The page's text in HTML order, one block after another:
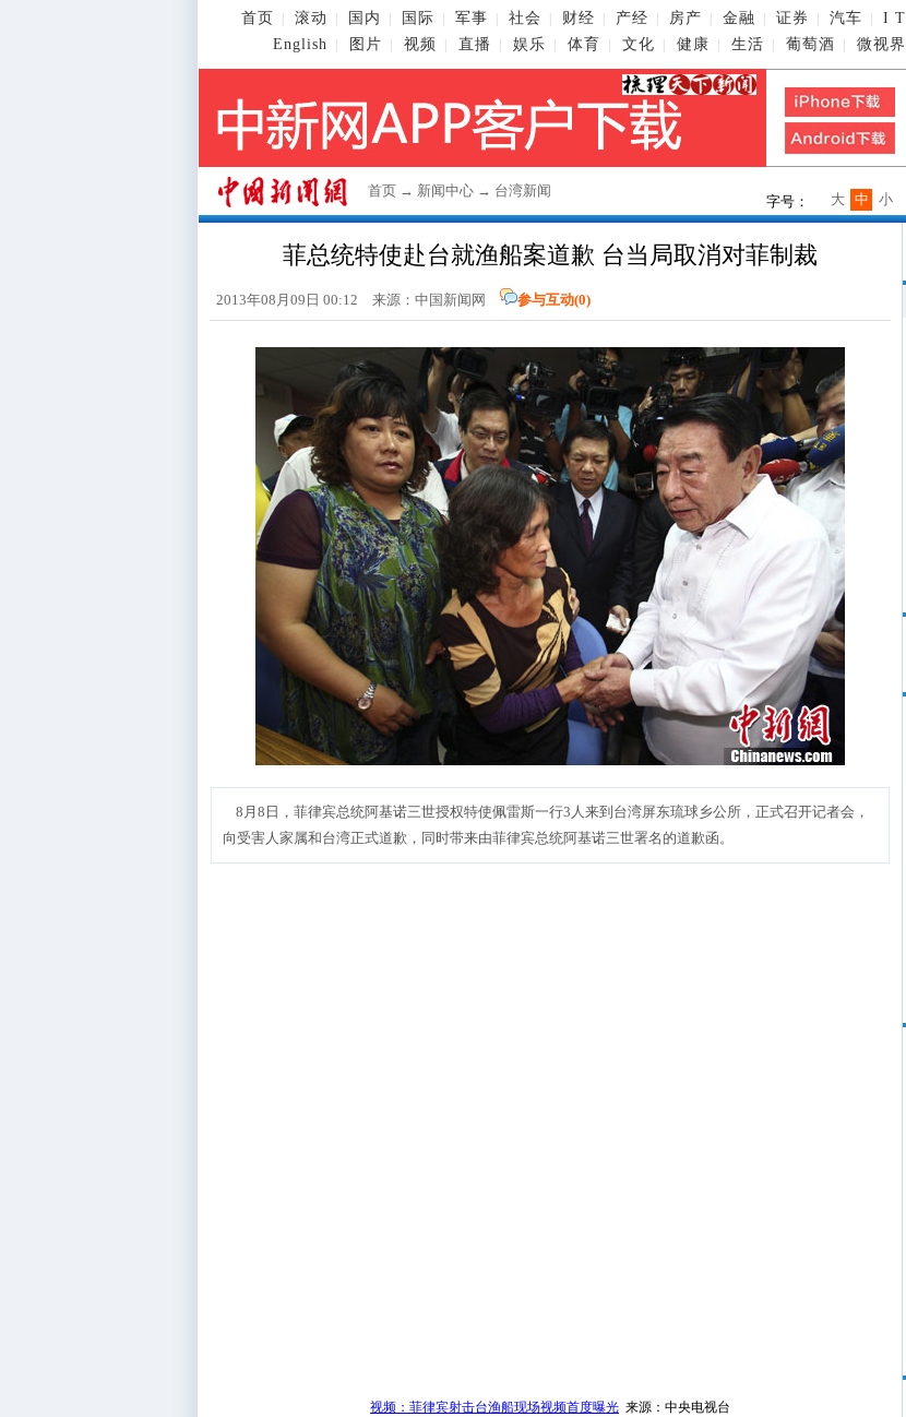
首页 滚动 国内 国际 军事 社会 财经 产经 房产 金融 证券 汽车 I T
English
图片 视频 直播 娱乐 体育 文化 健康 生活 葡萄酒 微视界
首页 → 新闻中心 → 台湾新闻
字号： 小
中
大
菲总统特使赴台就渔船案道歉 台当局取消对菲制裁
2013年08月09日 00:12 来源： 中国新闻网 参与互动(0)
8月8日，菲律宾总统阿基诺三世授权特使佩雷斯一行3人来到台湾屏东琉球乡公所，正式召开记者会，
向受害人家属和台湾正式道歉，同时带来由菲律宾总统阿基诺三世署名的道歉函。
视频：菲律宾射击台渔船现场视频首度曝光来源：中央电视台